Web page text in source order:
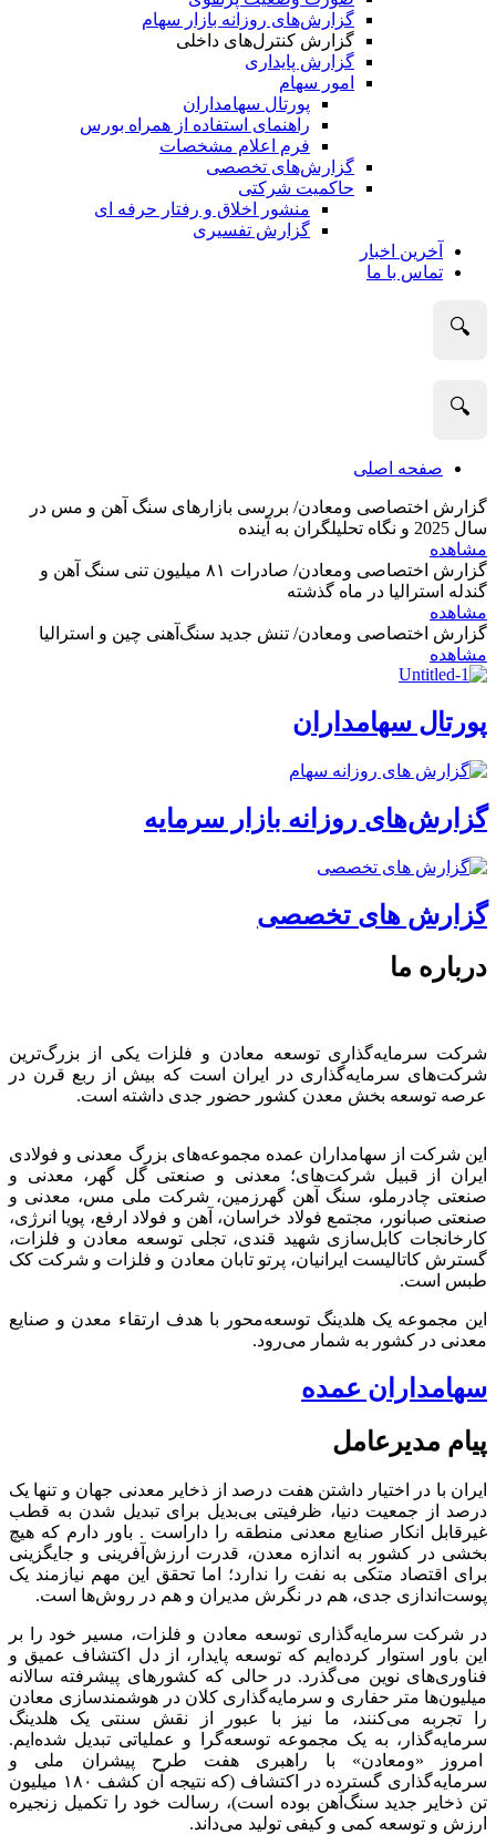
گزارش‌های روزانه بازار سهام
گزارش کنترل‌های داخلی
گزارش پایداری
امور سهام
پورتال سهامداران
راهنمای استفاده از همراه بورس
فرم اعلام مشخصات
گزارش‌های تخصصی
حاکمیت شرکتی
منشور اخلاق و رفتار حرفه­ ای
گزارش تفسیری
آخرین اخبار
تماس با ما
🔍
🔍
صفحه اصلی
گزارش اختصاصی ومعادن/ بررسی بازارهای سنگ آهن و مس در
سال 2025 و نگاه تحلیلگران به آینده
مشاهده
گزارش اختصاصی ومعادن/ صادرات ۸۱ میلیون تنی سنگ آهن و
گندله استرالیا در ماه گذشته
مشاهده
گزارش اختصاصی ومعادن/ تنش جدید سنگ‌آهنی چین و استرالیا
مشاهده
پورتال سهامداران
گزارش‌های روزانه بازار سرمایه
گزارش های تخصصی
درباره ما
شرکت سرمایه‌گذاری توسعه معادن و فلزات یکی از بزرگ‌ترین
شرکت‌های سرمایه‌گذاری در ایران است که بیش از ربع قرن در
عرصه توسعه بخش معدن کشور حضور جدی داشته است.
این شرکت از سهامداران عمده مجموعه‌های بزرگ معدنی و فولادی
ایران از قبیل شرکت‌های؛ معدنی و صنعتی گل گهر، معدنی و
صنعتی چادرملو، سنگ آهن گهرزمین، شرکت ملی مس، معدنی و
صنعتی صبانور، مجتمع فولاد خراسان، آهن و فولاد ارفع، پویا انرژی،
کارخانجات کابل‌سازی شهید قندی، تجلی توسعه معادن و فلزات،
گسترش کاتالیست ایرانیان، پرتو تابان معادن و فلزات و شرکت کک
طبس است.
این مجموعه یک هلدینگ توسعه‌محور با هدف ارتقاء معدن و صنایع
معدنی در کشور به شمار می‌رود.
سهامداران عمده
پیام مدیرعامل
ایران با در اختیار داشتن هفت درصد از ذخایر معدنی جهان و تنها یک
درصد از جمعیت دنیا، ظرفیتی بی‌بدیل برای تبدیل شدن به قطب
غیرقابل انکار صنایع معدنی منطقه را داراست . باور دارم که هیچ
بخشی در کشور به اندازه معدن، قدرت ارزش‌آفرینی و جایگزینی
برای اقتصاد متکی به نفت را ندارد؛ اما تحقق این مهم نیازمند یک
پوست‌اندازی جدی، هم در نگرش مدیران و هم در روش‌ها است.
در شرکت سرمایه‌گذاری توسعه معادن و فلزات، مسیر خود را بر
این باور استوار کرده‌ایم که توسعه پایدار، از دل اکتشاف عمیق و
فناوری‌های نوین می‌گذرد. در حالی که کشورهای پیشرفته سالانه
میلیون‌ها متر حفاری و سرمایه‌گذاری کلان در هوشمندسازی معادن
را تجربه می‌کنند، ما نیز با عبور از نقش سنتی یک هلدینگ
سرمایه‌گذار، به یک مجموعه توسعه‌گرا و عملیاتی تبدیل شده‌ایم.
امروز «ومعادن» با راهبری هفت طرح پیشران ملی و
سرمایه‌گذاری گسترده در اکتشاف (که نتیجه آن کشف ۱۸۰ میلیون
تن ذخایر جدید سنگ‌آهن بوده است)، رسالت خود را تکمیل زنجیره
ارزش و توسعه کمی و کیفی تولید می‌داند.